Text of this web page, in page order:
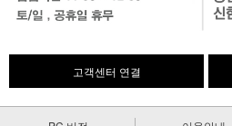
고객센터 연결